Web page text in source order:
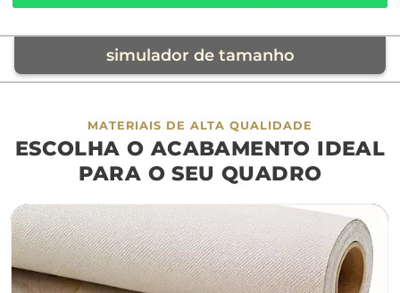
simulador de tamanho
móvel de referência
sofá cama
largura aproximada
160cm 200cm
MATERIAIS DE ALTA QUALIDADE
ESCOLHA O ACABAMENTO IDEAL
PARA O SEU QUADRO